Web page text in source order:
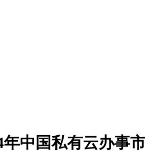
年中国私有云办事